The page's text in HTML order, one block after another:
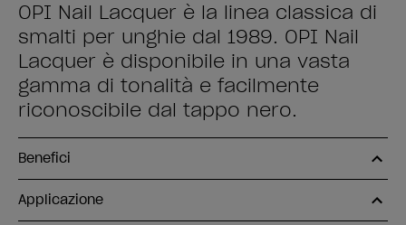
OPI Nail Lacquer è la linea classica di
smalti per unghie dal 1989. OPI Nail
Lacquer è disponibile in una vasta
gamma di tonalità e facilmente
riconoscibile dal tappo nero.
Benefici
Applicazione